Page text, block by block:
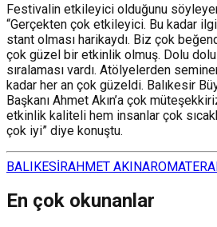
Festivalin etkileyici olduğunu
“Gerçekten çok etkileyici. Bu kadar
stant olması harikaydı. Biz çok
çok güzel bir etkinlik olmuş. Dolu
sıralaması vardı. Atölyelerden
kadar her an çok güzeldi. Balıkesir
Başkanı Ahmet Akın’a çok
etkinlik kaliteli hem insanlar çok
çok iyi” diye konuştu.
BALIKESİRAHMET AKIN
En çok okunanlar